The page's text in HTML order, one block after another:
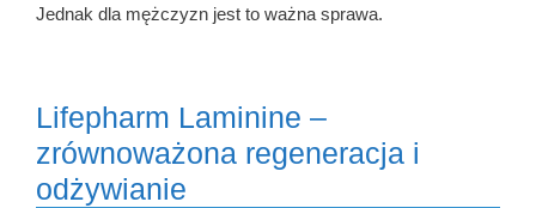
Jednak dla mężczyzn jest to ważna sprawa.
Lifepharm Laminine –
zrównoważona regeneracja i
odżywianie